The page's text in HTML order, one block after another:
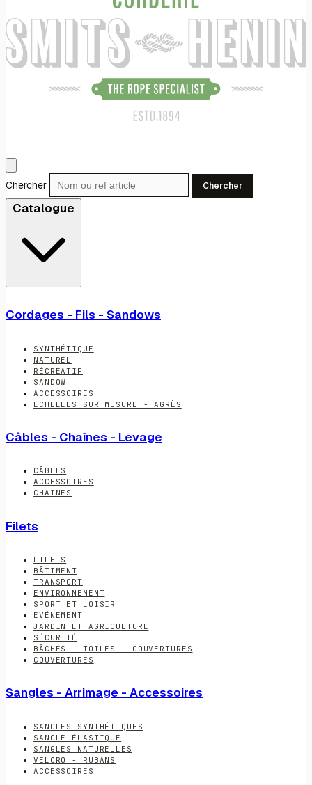
Chercher Chercher
Catalogue
Cordages - Fils - Sandows
SYNTHÉTIQUE
NATUREL
RÉCRÉATIF
SANDOW
ACCESSOIRES
ECHELLES SUR MESURE - AGRÈS
Câbles - Chaînes - Levage
CÂBLES
ACCESSOIRES
CHAINES
Filets
FILETS
BÂTIMENT
TRANSPORT
ENVIRONNEMENT
SPORT ET LOISIR
EVÉNEMENT
JARDIN ET AGRICULTURE
SÉCURITÉ
BÂCHES - TOILES - COUVERTURES
COUVERTURES
Sangles - Arrimage - Accessoires
SANGLES SYNTHÉTIQUES
SANGLE ÉLASTIQUE
SANGLES NATURELLES
VELCRO - RUBANS
ACCESSOIRES